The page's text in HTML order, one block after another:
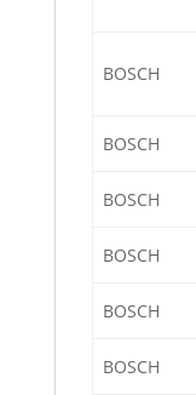
BOSCH
BOSCH
BOSCH
BOSCH
BOSCH
BOSCH